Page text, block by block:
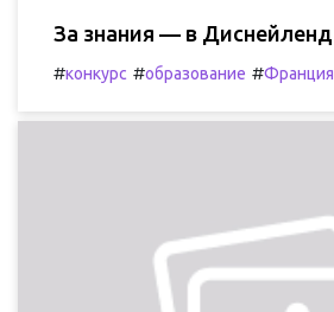
За знания — в Диснейленд
#конкурс #образование #Франция